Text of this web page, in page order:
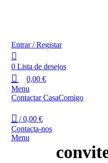
Entrar / Registar
0 Lista de desejos
0,00 €
Menu
Contactar CasaComigo
/ 0,00 €
Contacta-nos
Menu